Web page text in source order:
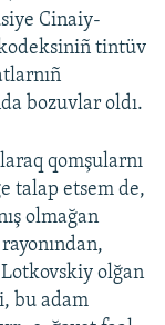
Cinaiy-
tintüv
bozuvlar oldı.
qomşularnı
talap etsem de,
olmağan
olğan
bu adam